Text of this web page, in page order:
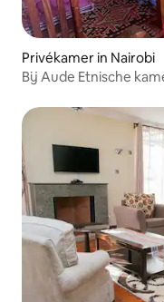
Privékamer in Nairobi
Bij Aude Etnische